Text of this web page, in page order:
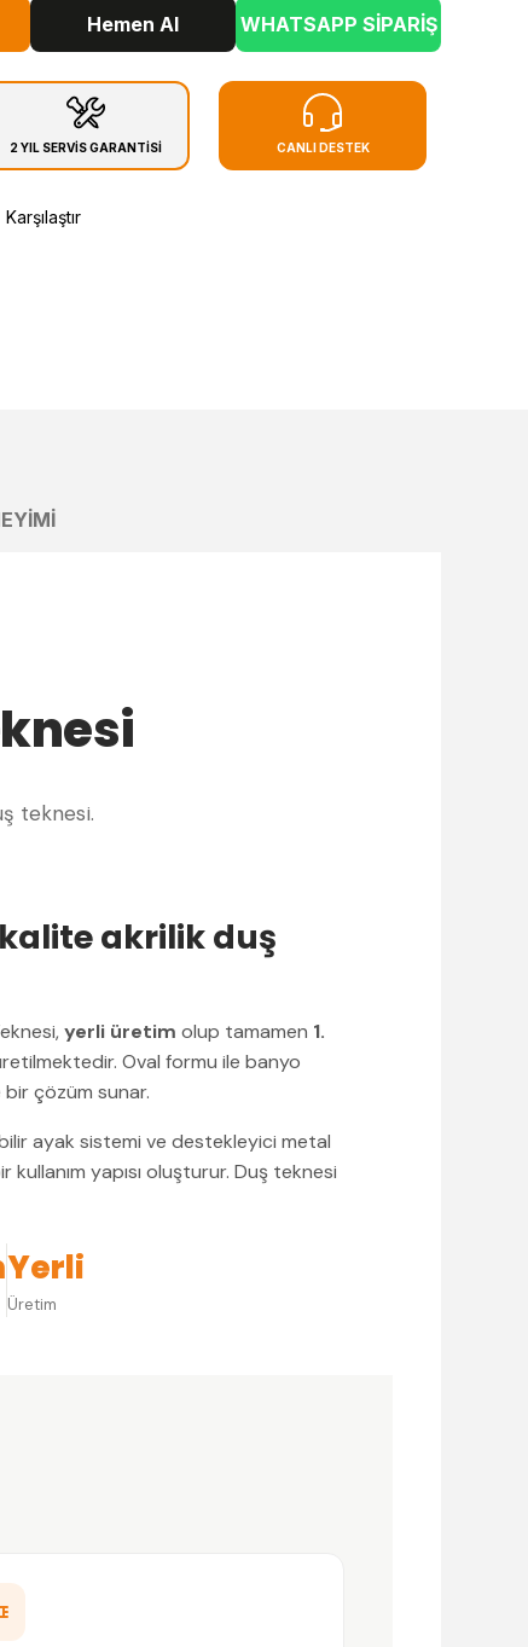
Hemen Al WHATSAPP SİPARİŞ
2 YIL SERVİS GARANTİSİ CANLI DESTEK
Karşılaştır
teknesi.
akrilik duş
yerli üretim olup tamamen 1.
Oval formu ile banyo
bir çözüm sunar.
ayak sistemi ve destekleyici metal
kullanım yapısı oluşturur. Duş teknesi
Yerli
Üretim